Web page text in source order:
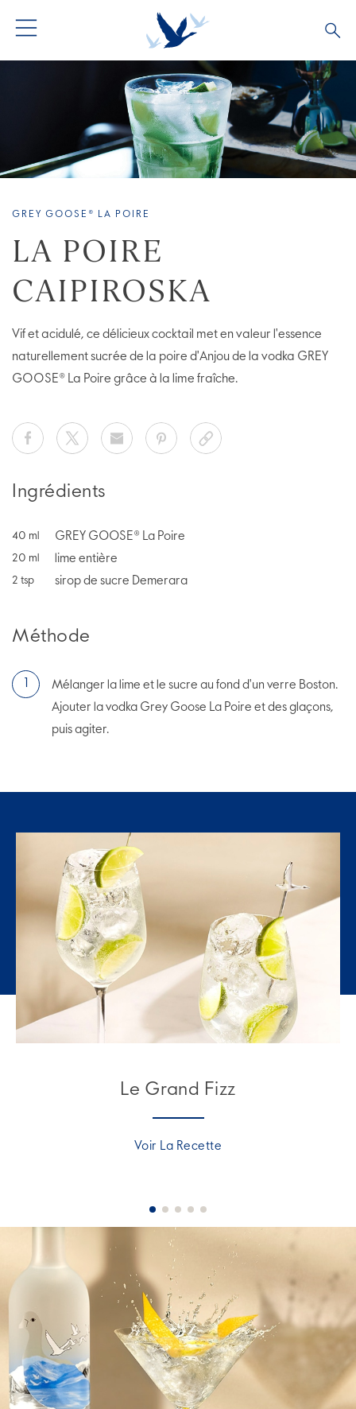
TOUS LES COCKTAILS
COLLECTIONS COCKTAILS
BARTENDERS
GREY GOOSE® LA POIRE
LA POIRE
CAIPIROSKA
Vif et acidulé, ce délicieux cocktail met en valeur l'essence
naturellement sucrée de la poire d'Anjou de la vodka GREY
GOOSE® La Poire grâce à la lime fraîche.
Ingrédients
40 ml GREY GOOSE® La Poire
20 ml lime entière
2 tsp sirop de sucre Demerara
Méthode
Mélanger la lime et le sucre au fond d'un verre Boston.
Ajouter la vodka Grey Goose La Poire et des glaçons,
puis agiter.
Le Grand Fizz
Voir La Recette